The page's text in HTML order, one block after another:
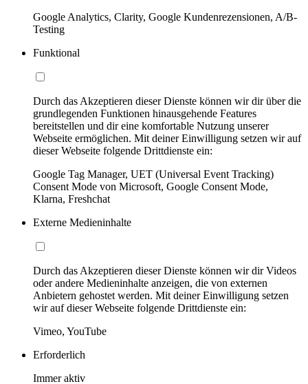
Google Analytics, Clarity, Google Kundenrezensionen, A/B-
Testing
Funktional
Durch das Akzeptieren dieser Dienste können wir dir über die
grundlegenden Funktionen hinausgehende Features
bereitstellen und dir eine komfortable Nutzung unserer
Webseite ermöglichen. Mit deiner Einwilligung setzen wir auf
dieser Webseite folgende Drittdienste ein:
Google Tag Manager, UET (Universal Event Tracking)
Consent Mode von Microsoft, Google Consent Mode,
Klarna, Freshchat
Externe Medieninhalte
Durch das Akzeptieren dieser Dienste können wir dir Videos
oder andere Medieninhalte anzeigen, die von externen
Anbietern gehostet werden. Mit deiner Einwilligung setzen
wir auf dieser Webseite folgende Drittdienste ein:
Vimeo, YouTube
Erforderlich
Immer aktiv